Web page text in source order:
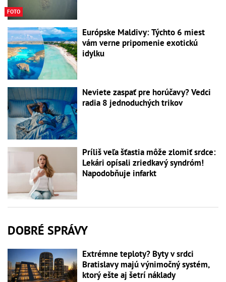
FOTO
Európske Maldivy: Týchto 6 miest
vám verne pripomenie exotickú
idylku
Neviete zaspať pre horúčavy? Vedci
radia 8 jednoduchých trikov
Príliš veľa šťastia môže zlomiť srdce:
Lekári opísali zriedkavý syndróm!
Napodobňuje infarkt
DOBRÉ SPRÁVY
Extrémne teploty? Byty v srdci
Bratislavy majú výnimočný systém,
ktorý ešte aj šetrí náklady